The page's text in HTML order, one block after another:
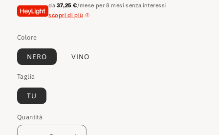
da 37,25 €/mese per 8 mesi senza interessi
scopri di più
Colore
NERO VINO
Taglia
TU
Quantità
Quantità